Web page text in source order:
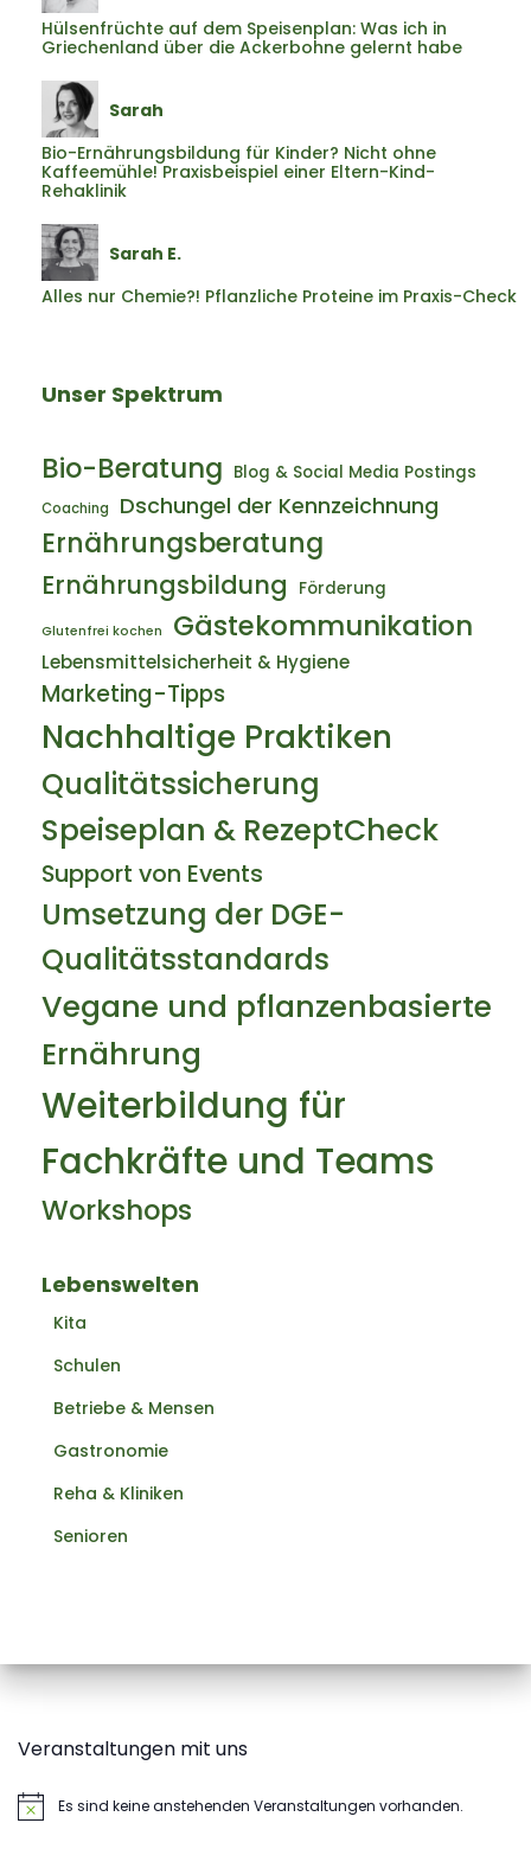
Hülsenfrüchte auf dem Speisenplan: Was ich in
Griechenland über die Ackerbohne gelernt habe
Sarah
Bio-Ernährungsbildung für Kinder? Nicht ohne
Kaffeemühle! Praxisbeispiel einer Eltern-Kind-
Rehaklinik
Sarah E.
Alles nur Chemie?! Pflanzliche Proteine im Praxis-Check
Unser Spektrum
Bio-Beratung Blog & Social Media Postings
Coaching Dschungel der Kennzeichnung
Ernährungsberatung
Ernährungsbildung Förderung
Glutenfrei kochen Gästekommunikation
Lebensmittelsicherheit & Hygiene
Marketing-Tipps
Nachhaltige Praktiken
Qualitätssicherung
Speiseplan & RezeptCheck
Support von Events
Umsetzung der DGE-
Qualitätsstandards
Vegane und pflanzenbasierte
Ernährung
Weiterbildung für
Fachkräfte und Teams
Workshops
Lebenswelten
Kita
Schulen
Betriebe & Mensen
Gastronomie
Reha & Kliniken
Senioren
Veranstaltungen mit uns
HinweisEs sind keine anstehenden Veranstaltungen vorhanden.